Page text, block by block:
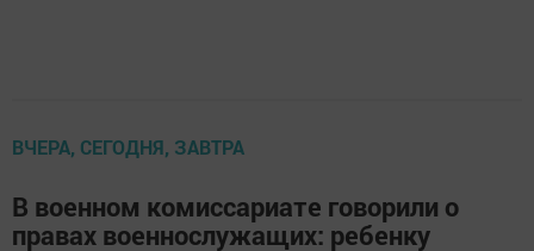
ВЧЕРА, СЕГОДНЯ, ЗАВТРА
В военном комиссариате говорили о
правах военнослужащих: ребенку